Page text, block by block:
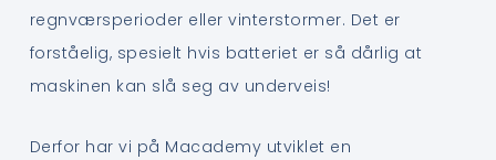
regnværsperioder eller vinterstormer. Det er
forståelig, spesielt hvis batteriet er så dårlig at
maskinen kan slå seg av underveis!
Derfor har vi på Macademy utviklet en